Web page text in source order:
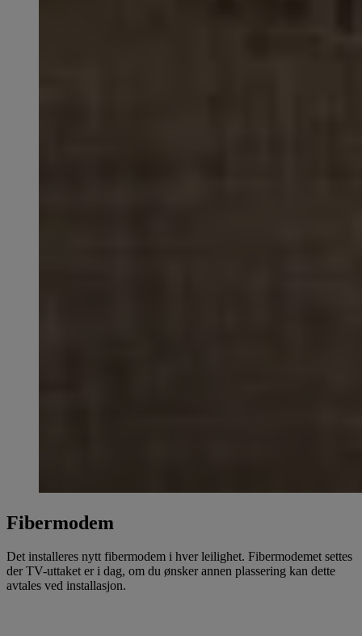
Fibermodem
Det installeres nytt fibermodem i hver leilighet. Fibermodemet settes
der TV-uttaket er i dag, om du ønsker annen plassering kan dette
avtales ved installasjon.